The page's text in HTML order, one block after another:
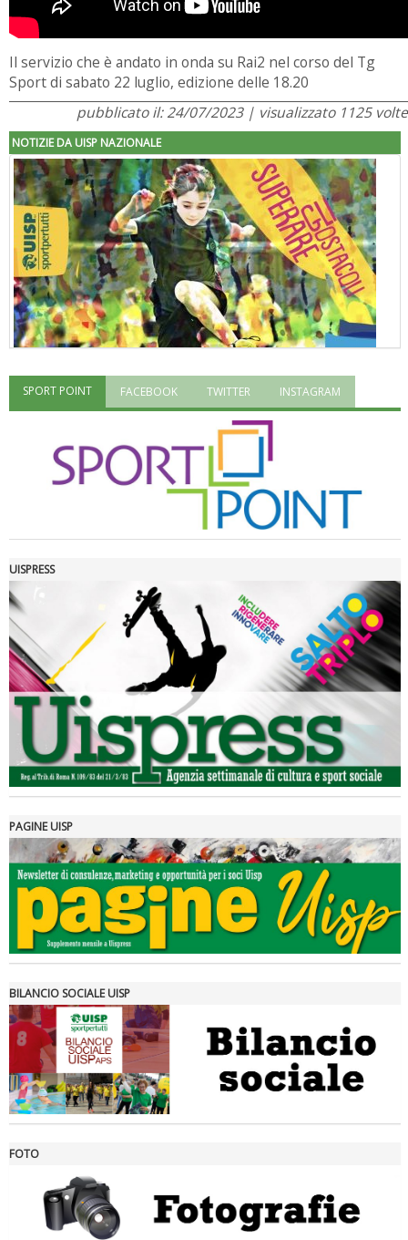
Il servizio che è andato in onda su Rai2 nel corso del Tg
Sport di sabato 22 luglio, edizione delle 18.20
pubblicato il: 24/07/2023 | visualizzato 1125 volte
NOTIZIE DA UISP NAZIONALE
"Superare gli ostacoli": la relazione di Tiziano Pesce al CN Uisp
Luglio 2026: "Pensando con i piedi, si possono fare le
rivoluzioni"
Tiziano Pesce a Radio InBlu2000 traccia il bilancio della stagione
Ddl Lobby, Uisp: “Il Parlamento valorizzi le nostre specificità"
SPORT POINT FACEBOOK TWITTER INSTAGRAM
UISPRESS
PAGINE UISP
BILANCIO SOCIALE UISP
FOTO